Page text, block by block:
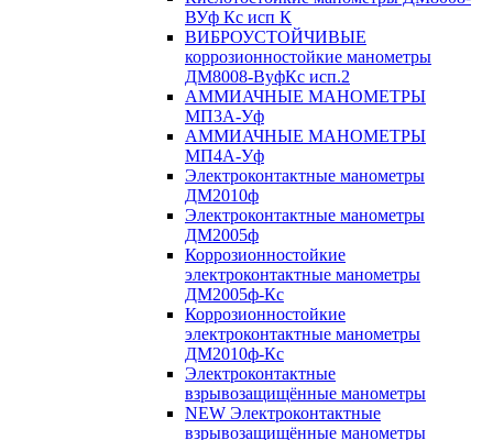
ВУф Кс исп К
ВИБРОУСТОЙЧИВЫЕ
коррозионностойкие манометры
ДМ8008-ВуфКс исп.2
АММИАЧНЫЕ МАНОМЕТРЫ
МП3А-Уф
АММИАЧНЫЕ МАНОМЕТРЫ
МП4А-Уф
Электроконтактные манометры
ДМ2010ф
Электроконтактные манометры
ДМ2005ф
Коррозионностойкие
электроконтактные манометры
ДМ2005ф-Кс
Коррозионностойкие
электроконтактные манометры
ДМ2010ф-Кс
Электроконтактные
взрывозащищённые манометры
NEW Электроконтактные
взрывозащищённые манометры